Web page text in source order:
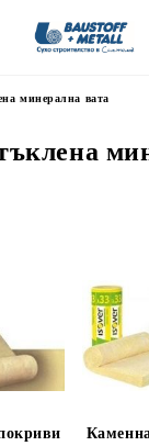
минерална вата